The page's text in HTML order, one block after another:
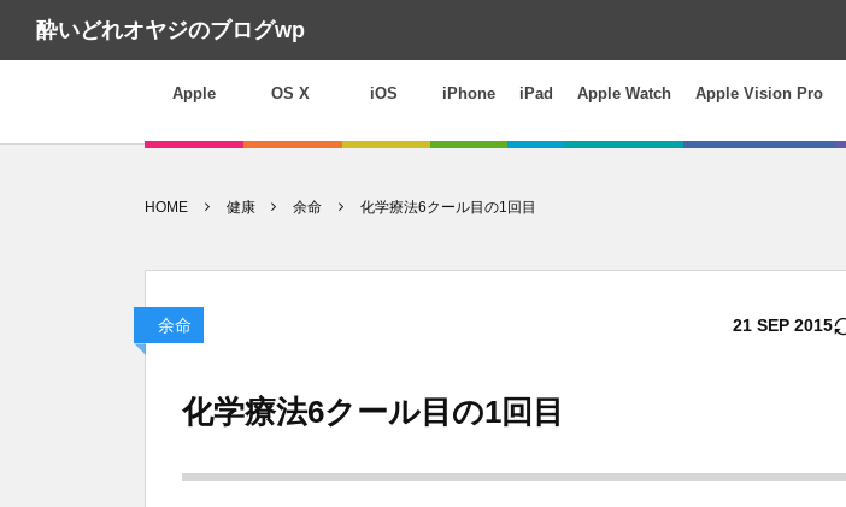
酔いどれオヤジのブログwp
Apple OS X iOS iPhone iPad Apple Watch Apple Vision Pro
HOME 健康 余命 化学療法6クール目の1回目
余命 21 SEP 2015
化学療法6クール目の1回目